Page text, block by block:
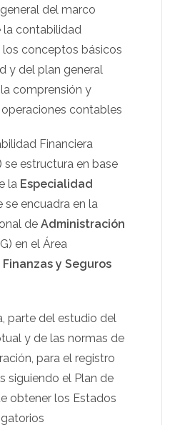
del marco
contabilidad
los conceptos básicos
y del plan general
comprensión y
contables
Financiera
se estructura en base
la Especialidad
se encuadra en la
deAdministración
en el Área
Finanzas y Seguros
parte del estudio del
y de las normas de
para el registro
siguiendo el Plan de
obtener los Estados